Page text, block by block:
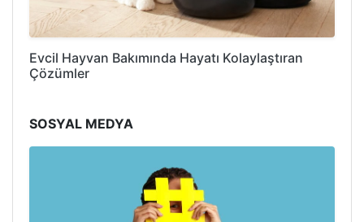
Evcil Hayvan Bakımında Hayatı Kolaylaştıran
Çözümler
SOSYAL MEDYA